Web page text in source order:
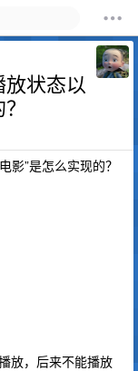
状态以
影”是怎么实现的？
放，后来不能播放